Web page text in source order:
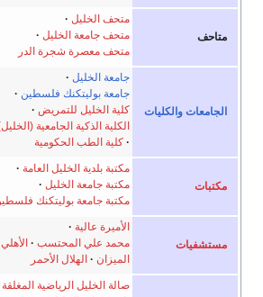
متاحف
متحف الخليل
متحف جامعة الخليل
متحف معصرة شجرة الدر
الجامعات والكليات
جامعة الخليل
جامعة بوليتكنك فلسطين
كلية الخليل للتمريض
الكلية الذكية الجامعية (الخليل)
كلية الطب الحكومية
مكتبات
مكتبة بلدية الخليل العامة
مكتبة جامعة الخليل
مكتبة جامعة بوليتكنك فلسطين
مستشفيات
الأميرة عالية
محمد علي المحتسب
الأهلي
الميزان
الهلال الأحمر
صالة الخليل الرياضية المغلقة